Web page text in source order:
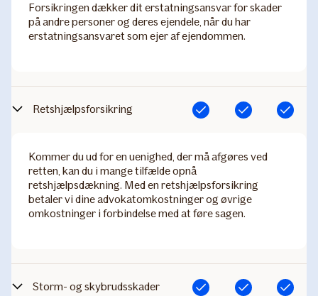
Forsikringen dækker dit erstatningsansvar for skader
på andre personer og deres ejendele, når du har
erstatningsansvaret som ejer af ejendommen.
​Retshjælpsforsikring Inkluderet Inkluderet Inkluderet
Kommer du ud for en uenighed, der må afgøres ved
retten, kan du i mange tilfælde opnå
retshjælpsdækning. Med en retshjælpsforsikring
betaler vi dine advokatomkostninger og øvrige
omkostninger i forbindelse med at føre sagen.
Storm- og skybrudsskader Inkluderet Inkluderet Inkluderet